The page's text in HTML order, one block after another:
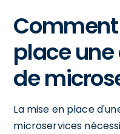
place
de
La mise en place
microservices